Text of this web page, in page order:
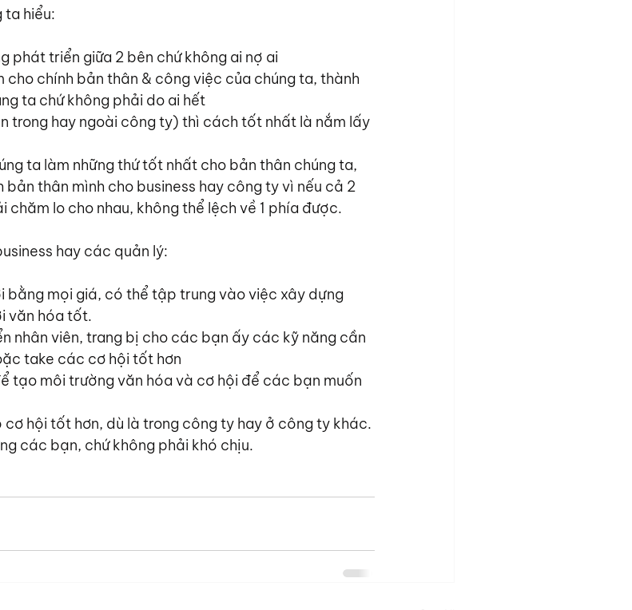
ta hiểu:
phát triển giữa 2 bên chứ không ai nợ ai
cho chính bản thân & công việc của chúng ta, thành
ta chứ không phải do ai hết
trong hay ngoài công ty) thì cách tốt nhất là nắm lấy
ta làm những thứ tốt nhất cho bản thân chúng ta,
bản thân mình cho business hay công ty vì nếu cả 2
chăm lo cho nhau, không thể lệch về 1 phía được.
hay các quản lý:
bằng mọi giá, có thể tập trung vào việc xây dựng
văn hóa tốt.
nhân viên, trang bị cho các bạn ấy các kỹ năng cần
take các cơ hội tốt hơn
tạo môi trường văn hóa và cơ hội để các bạn muốn
cơ hội tốt hơn, dù là trong công ty hay ở công ty khác.
các bạn, chứ không phải khó chịu.